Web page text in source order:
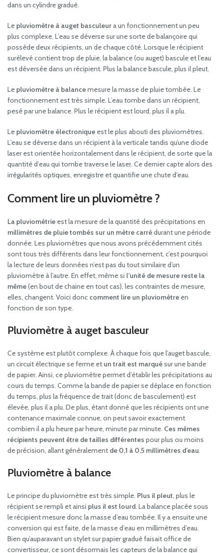
dans un cylindre gradué.
Le pluviomètre à auget basculeura un fonctionnement un peu
plus complexe. L’eau se déverse sur une sorte de balançoire qui
possède deux récipients, un de chaque côté. Lorsque le récipient
surélevé contient trop de pluie, la balance (ou auget) bascule et l’eau
est déversée dans un récipient. Plus la balance bascule, plus il pleut.
Le pluviomètre à balancemesure la masse de pluie tombée. Le
fonctionnement est très simple. L’eau tombe dans un récipient,
pesé par une balance. Plus le récipient est lourd, plus il a plu.
Le pluviomètre électronique est le plus abouti des pluviomètres.
L’eau se déverse dans un récipient à la verticale tandis qu’une diode
laser est orientée horizontalement dans le récipient, de sorte que la
quantité d’eau qui tombe traverse le laser. Ce dernier capte alors des
irrégularités optiques, enregistre et quantifie une chute d’eau.
Comment lire un pluviomètre ?
La pluviométrie est la mesure de la quantité des précipitations en
millimètres de pluie tombés sur un mètre carrédurant une période
donnée. Les pluviomètres que nous avons précédemment cités
sont tous très différents dans leur fonctionnement, c’est pourquoi
la lecture de leurs données n’est pas du tout similaire d’un
pluviomètre à l’autre. En effet, même si l’unité de mesure reste la
même(en bout de chaine en tout cas), les contraintes de mesure,
elles, changent. Voici donc comment lire un pluviomètre en
fonction de son type.
Pluviomètre à auget basculeur
Ce système est plutôt complexe. À chaque fois que l’auget bascule,
un circuit électrique se ferme et un trait est marquésur une bande
de papier. Ainsi, ce pluviomètre permet d’établir les précipitations au
cours du temps. Comme la bande de papier se déplace en fonction
du temps, plus la fréquence de trait (donc de basculement) est
élevée, plus il a plu. De plus, étant donné que les récipients ont une
contenance maximale connue, on peut savoir exactement
combien il a plu heure par heure, minute par minute. Ces mêmes
récipients peuvent être de tailles différentes pour plus ou moins
de précision, allant généralement de 0,1 à 0,5 millimètres d’eau.
Pluviomètre à balance
Le principe du pluviomètre est très simple. Plus il pleut, plus le
récipient se rempli et ainsi plus il est lourd. La balance placée sous
le récipient mesure donc la masse d’eau tombée. Il y a ensuite une
conversion qui est faite, de la masse d’eau en millimètres d’eau.
Bien qu’auparavant un stylet sur papier gradué faisait office de
convertisseur, ce sont désormais les capteurs de la balance qui